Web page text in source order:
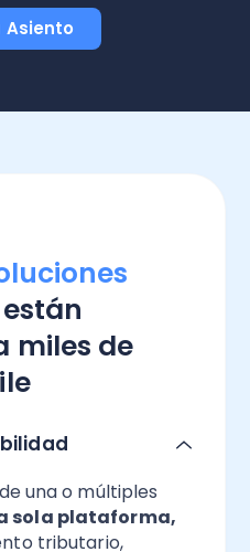
Asiento
miles de
una o múltiples
sola plataforma,
tributario,